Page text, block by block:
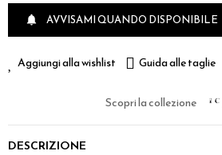
 AVVISAMI QUANDO DISPONIBILE
Aggiungi alla wishlist Guida alle taglie
Scopri la collezione
DESCRIZIONE